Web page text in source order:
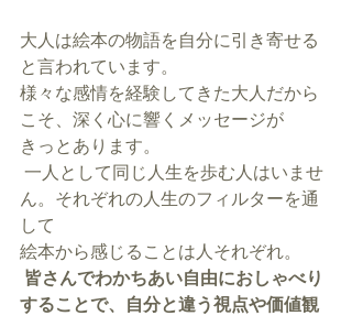
大人は絵本の物語を自分に引き寄せる
と言われています。
様々な感情を経験してきた大人だから
こそ、深く心に響くメッセージが
きっとあります。
ん。それぞれの人生のフィルターを通
して
絵本から感じることは人それぞれ。
皆さんでわかちあい自由におしゃべり
することで、自分と違う視点や価値観